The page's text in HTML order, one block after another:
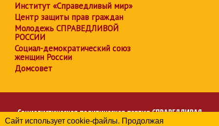
Институт «Справедливый мир»
Центр защиты прав граждан
Молодежь СПРАВЕДЛИВОЙ
РОССИИ
Социал-демократический союз
женщин России
Домсовет
Социалистическая политическая партияСПРАВЕДЛИВАЯ
РОССИЯ
Сайт использует cookie-файлы. Продолжая